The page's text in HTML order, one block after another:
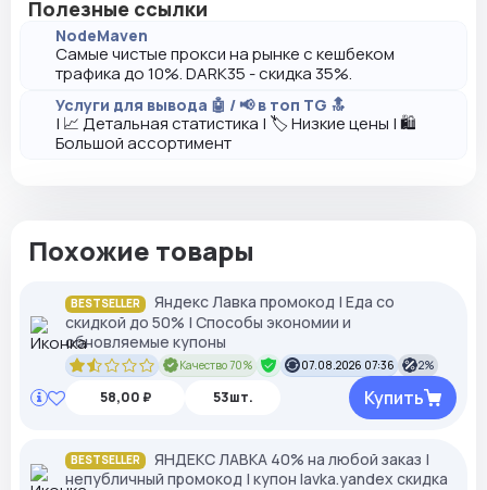
Полезные ссылки
NodeMaven
Самые чистые прокси на рынке с кешбеком
трафика до 10%. DARK35 - скидка 35%.
Услуги для вывода 🤖 / 📢 в топ TG 🔝
| 📈 Детальная статистика | 🏷️ Низкие цены | 🛍️
Большой ассортимент
Похожие товары
BESTSELLER
Яндекс Лавка промокод | Еда со
скидкой до 50% | Способы экономии и
обновляемые купоны
Качество 70% 07.08.2026 07:36 2%
58,00 ₽ 53шт. Купить
BESTSELLER
ЯНДЕКС ЛАВКА 40% на любой заказ |
непубличный промокод | купон lavka.yandex cкидка